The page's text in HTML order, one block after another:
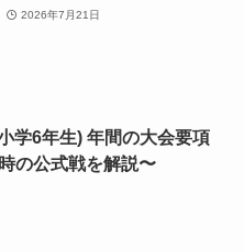
2026年7月21日
学6年生) 年間の大会要項
の公式戦を解説〜